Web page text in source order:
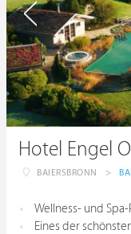
Hotel Engel
BAIERSBRONN >
Wellness- und
Eines der